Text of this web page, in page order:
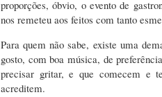
proporções, óbvio, o evento de
nos remeteu aos feitos com tanto
Para quem não sabe, existe uma
gosto, com boa música, de
precisar gritar, e que comecem e
acreditem.